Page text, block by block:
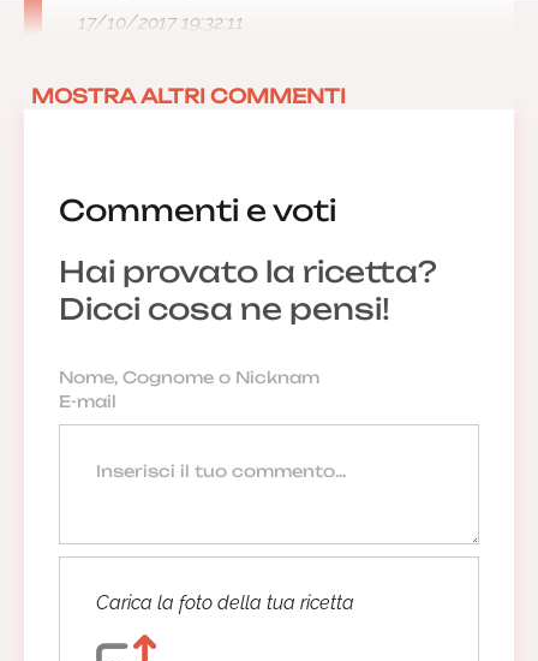
Commenti e voti
Hai provato la ricetta?
Dicci cosa ne pensi!
Carica la foto della tua ricetta
17/10/2017 19:32:11
MOSTRA ALTRI COMMENTI